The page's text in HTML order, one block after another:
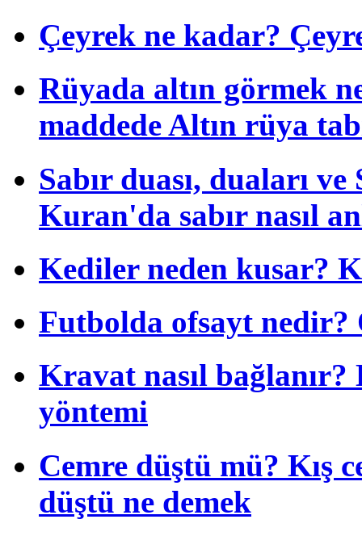
Çeyrek ne kadar?
Rüyada altın görmek
maddede Altın rüya
Sabır duası, duaları
Kuran'da sabır nasıl
Kediler neden kusar?
Futbolda ofsayt nedir?
Kravat nasıl
yöntemi
Cemre düştü mü? Kış
düştü ne demek